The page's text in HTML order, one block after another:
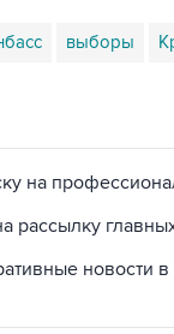
выборы
на
рассылку
новости